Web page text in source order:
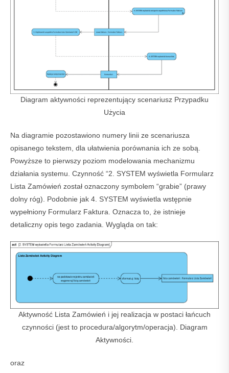
Diagram aktywności reprezentujący scenariusz Przypadku
Użycia
Na diagramie pozostawiono numery linii ze scenariusza
opisanego tekstem, dla ułatwienia porównania ich ze sobą.
Powyższe to pierwszy poziom modelowania mechanizmu
działania systemu. Czynność “2. SYSTEM wyświetla Formularz
Lista Zamówień został oznaczony symbolem “grabie” (prawy
dolny róg). Podobnie jak 4. SYSTEM wyświetla wstępnie
wypełniony Formularz Faktura. Oznacza to, że istnieje
detaliczny opis tego zadania. Wygląda on tak:
Aktywność Lista Zamówień i jej realizacja w postaci łańcuch
czynności (jest to procedura/algorytm/operacja). Diagram
Aktywności.
oraz